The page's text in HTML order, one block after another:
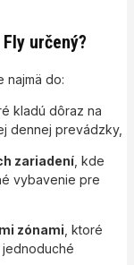
určený?
najmä do:
kladú dôraz na
dennej prevádzky,
zariadení, kde
vybavenie pre
zónami , ktoré